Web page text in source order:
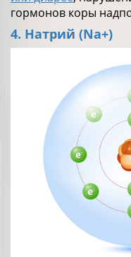
гормонов коры
4. Натрий (Na+)